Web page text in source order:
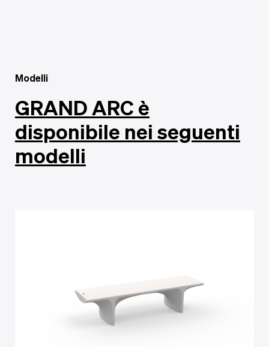
Modelli
GRAND ARC è
disponibile nei seguenti
modelli